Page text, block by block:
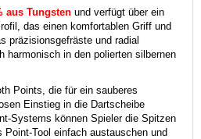
aus Tungsten und verfügt über ein
das einen komfortablen Griff und
präzisionsgefräste und radial
harmonisch in den polierten silbernen
Points, die für ein sauberes
Einstieg in die Dartscheibe
Systems können Spieler die Spitzen
Tool einfach austauschen und